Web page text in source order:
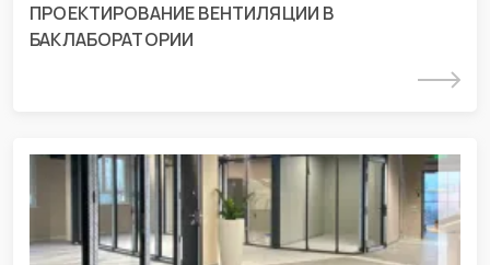
ПРОЕКТИРОВАНИЕ ВЕНТИЛЯЦИИ В
БАКЛАБОРАТОРИИ
Подробнее
СМР шоурума «АЛЮТЕХ» г. Краснодар
г. Краснодар, ул. Уральская 75